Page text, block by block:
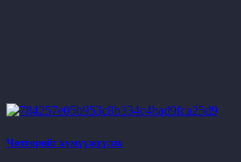
Чөтгөрийг хүмүүжүүлэх